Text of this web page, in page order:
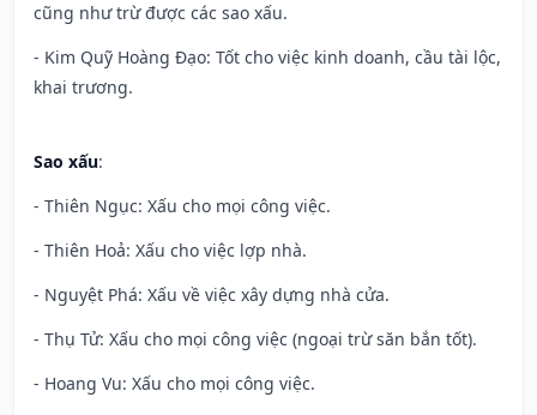
cũng như trừ được các sao xấu.
- Kim Quỹ Hoàng Đạo: Tốt cho việc kinh doanh, cầu tài lộc,
khai trương.
Sao xấu:
- Thiên Ngục: Xấu cho mọi công việc.
- Thiên Hoả: Xấu cho việc lợp nhà.
- Nguyệt Phá: Xấu về việc xây dựng nhà cửa.
- Thụ Tử: Xấu cho mọi công việc (ngoại trừ săn bắn tốt).
- Hoang Vu: Xấu cho mọi công việc.